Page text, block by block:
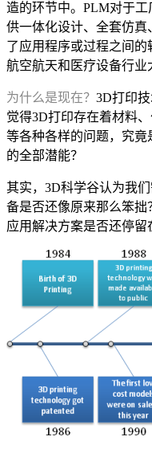
造的环节中。PLM对于
供一体化设计、全套仿
了应用程序或过程之间的
航空航天和医疗设备行业
为什么是现在？ 3D打印
觉得3D打印存在着材料
等各种各样的问题，究
的全部潜能？
其实，3D科学谷认为我
备是否还像原来那么笨拙
应用解决方案是否还停留